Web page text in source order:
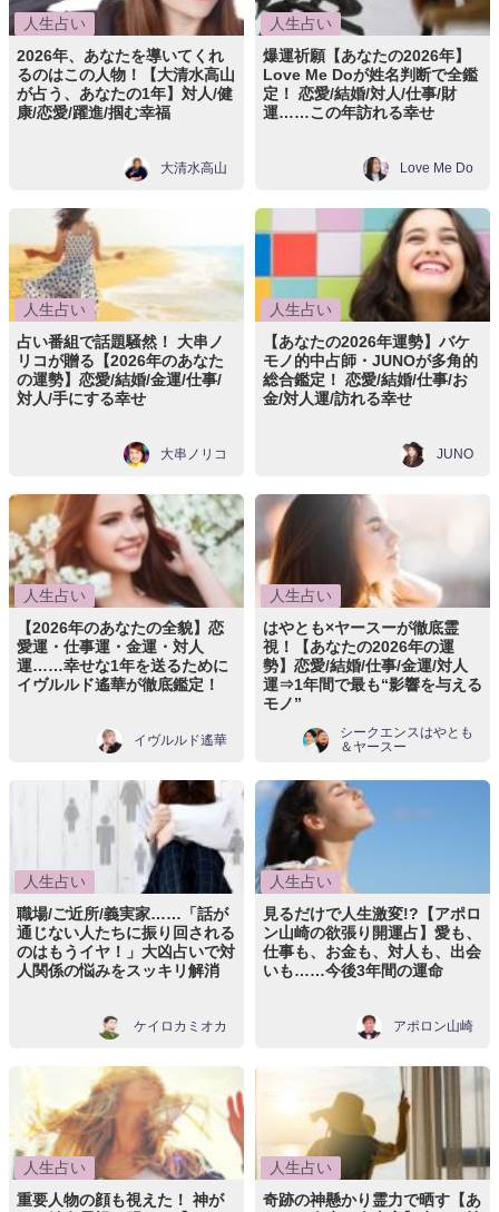
人生占い
2026年、あなたを導いてくれ
るのはこの人物！【大清水高山
が占う、あなたの1年】対人/健
康/恋愛/躍進/掴む幸福
大清水高山
人生占い
爆運祈願【あなたの2026年】
Love Me Doが姓名判断で全鑑
定！ 恋愛/結婚/対人/仕事/財
運……この年訪れる幸せ
Love Me Do
人生占い
占い番組で話題騒然！ 大串ノ
リコが贈る【2026年のあなた
の運勢】恋愛/結婚/金運/仕事/
対人/手にする幸せ
大串ノリコ
人生占い
【あなたの2026年運勢】バケ
モノ的中占師・JUNOが多角的
総合鑑定！ 恋愛/結婚/仕事/お
金/対人運/訪れる幸せ
JUNO
人生占い
【2026年のあなたの全貌】恋
愛運・仕事運・金運・対人
運……幸せな1年を送るために
イヴルルド遙華が徹底鑑定！
イヴルルド遙華
人生占い
はやとも×ヤースーが徹底霊
視！【あなたの2026年の運
勢】恋愛/結婚/仕事/金運/対人
運⇒1年間で最も“影響を与える
モノ”
シークエンスはやとも
＆ヤースー
人生占い
職場/ご近所/義実家……「話が
通じない人たちに振り回される
のはもうイヤ！」大凶占いで対
人関係の悩みをスッキリ解消
ケイロカミオカ
人生占い
見るだけで人生激変!?【アポロ
ン山崎の欲張り開運占】愛も、
仕事も、お金も、対人も、出会
いも……今後3年間の運命
アポロン山崎
人生占い
重要人物の顔も視えた！ 神が
人生占い
奇跡の神懸かり霊力で晒す【あ